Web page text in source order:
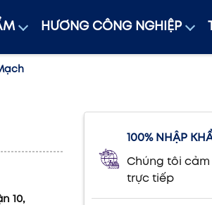
HƯƠNG CÔNG NGHIỆP
10,
100% NHẬP
Chúng tôi cảm
trực tiếp